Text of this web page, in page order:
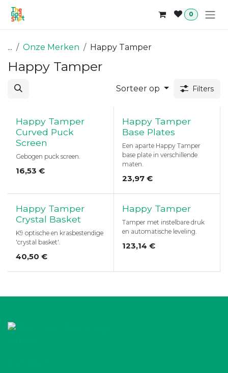
Overslaan naar inhoud
0
... Onze Merken Happy Tamper
Happy Tamper
Sorteer op Filters
Happy Tamper
Curved Puck
Screen
Gebogen puck screen.
16,53 €
Happy Tamper
Base Plates
Een aparte Happy Tamper
base plate in verschillende
maten.
23,97€
Happy Tamper
Crystal Basket
K9 optische en krasbestendige
'crystal basket'.
40,50 €
Happy Tamper
Tamper met instelbare druk
en automatische leveling.
123,14 €